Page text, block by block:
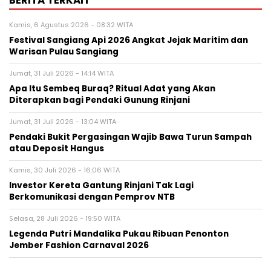
Kamis, 6 Agustus 2026 - 08:32 WITA
Festival Sangiang Api 2026 Angkat Jejak Maritim dan
Warisan Pulau Sangiang
Jumat, 31 Juli 2026 - 14:14 WITA
Apa Itu Sembeq Buraq? Ritual Adat yang Akan
Diterapkan bagi Pendaki Gunung Rinjani
Jumat, 31 Juli 2026 - 13:04 WITA
Pendaki Bukit Pergasingan Wajib Bawa Turun Sampah
atau Deposit Hangus
Kamis, 30 Juli 2026 - 16:06 WITA
Investor Kereta Gantung Rinjani Tak Lagi
Berkomunikasi dengan Pemprov NTB
Selasa, 28 Juli 2026 - 19:50 WITA
Legenda Putri Mandalika Pukau Ribuan Penonton
Jember Fashion Carnaval 2026